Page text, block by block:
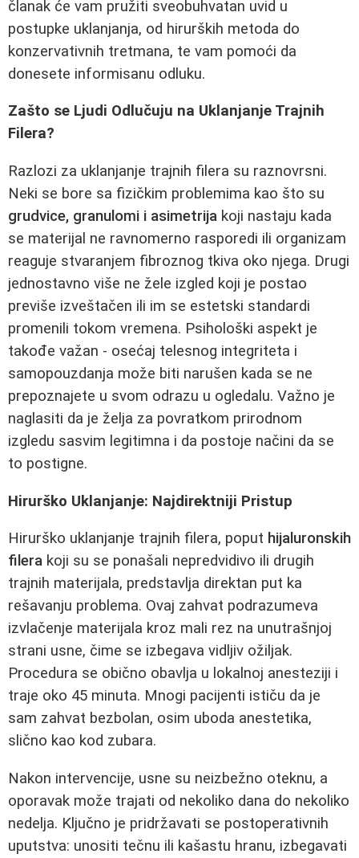
članak će vam pružiti sveobuhvatan uvid u
postupke uklanjanja, od hirurških metoda do
konzervativnih tretmana, te vam pomoći da
donesete informisanu odluku.
Zašto se Ljudi Odlučuju na Uklanjanje Trajnih
Filerа?
Razlozi za uklanjanje trajnih filera su raznovrsni.
Neki se bore sa fizičkim problemima kao što su
grudvice, granulomi i asimetrija koji nastaju kada
se materijal ne ravnomerno rasporedi ili organizam
reaguje stvaranjem fibroznog tkiva oko njega. Drugi
jednostavno više ne žele izgled koji je postao
previše izveštačen ili im se estetski standardi
promenili tokom vremena. Psihološki aspekt je
takođe važan - osećaj telesnog integriteta i
samopouzdanja može biti narušen kada se ne
prepoznajete u svom odrazu u ogledalu. Važno je
naglasiti da je želja za povratkom prirodnom
izgledu sasvim legitimna i da postoje načini da se
to postigne.
Hirurško Uklanjanje: Najdirektniji Pristup
Hirurško uklanjanje trajnih filera, poput hijaluronskih
filera koji su se ponašali nepredvidivo ili drugih
trajnih materijala, predstavlja direktan put ka
rešavanju problema. Ovaj zahvat podrazumeva
izvlačenje materijala kroz mali rez na unutrašnjoj
strani usne, čime se izbegava vidljiv ožiljak.
Procedura se obično obavlja u lokalnoj anesteziji i
traje oko 45 minuta. Mnogi pacijenti ističu da je
sam zahvat bezbolan, osim uboda anestetika,
slično kao kod zubara.
Nakon intervencije, usne su neizbežno oteknu, a
oporavak može trajati od nekoliko dana do nekoliko
nedelja. Ključno je pridržavati se postoperativnih
uputstva: unositi tečnu ili kašastu hranu, izbegavati